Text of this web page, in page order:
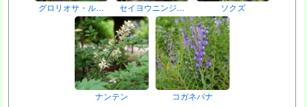
グロリオサ・ル… セイヨウニンジ… ソクズ
ナンテン コガネバナ